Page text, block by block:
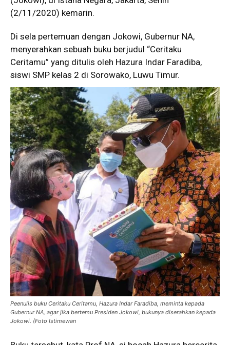
(2/11/2020) kemarin.
Di sela pertemuan dengan Jokowi, Gubernur NA,
menyerahkan sebuah buku berjudul “Ceritaku
Ceritamu” yang ditulis oleh Hazura Indar Faradiba,
siswi SMP kelas 2 di Sorowako, Luwu Timur.
Peenulis buku Ceritaku Ceritamu, Hazura Indar Faradiba, meminta kepada
Gubernur NA, agar jika bertemu Presiden Jokowi, bukunya diserahkan kepada
Jokowi. (Foto Istimewan